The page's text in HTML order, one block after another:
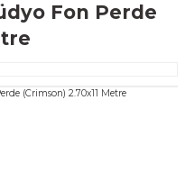
Fon Perde